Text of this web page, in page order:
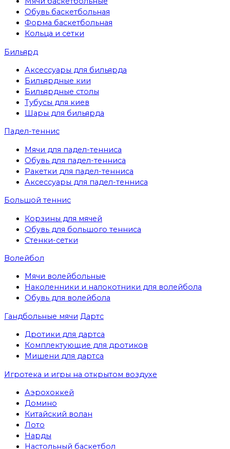
Обувь баскетбольная
Форма баскетбольная
Кольца и сетки
Бильярд
Аксессуары для бильярда
Бильярдные кии
Бильярдные столы
Тубусы для киев
Шары для бильярда
Падел-теннис
Мячи для падел-тенниса
Обувь для падел-тенниса
Ракетки для падел-тенниса
Аксессуары для падел-тенниса
Большой теннис
Корзины для мячей
Обувь для большого тенниса
Стенки-сетки
Волейбол
Мячи волейбольные
Наколенники и налокотники для волейбола
Обувь для волейбола
Гандбольные мячи Дартс
Дротики для дартса
Комплектующие для дротиков
Мишени для дартса
Игротека и игры на открытом воздухе
Аэрохоккей
Домино
Китайский волан
Лото
Нарды
Настольный баскетбол